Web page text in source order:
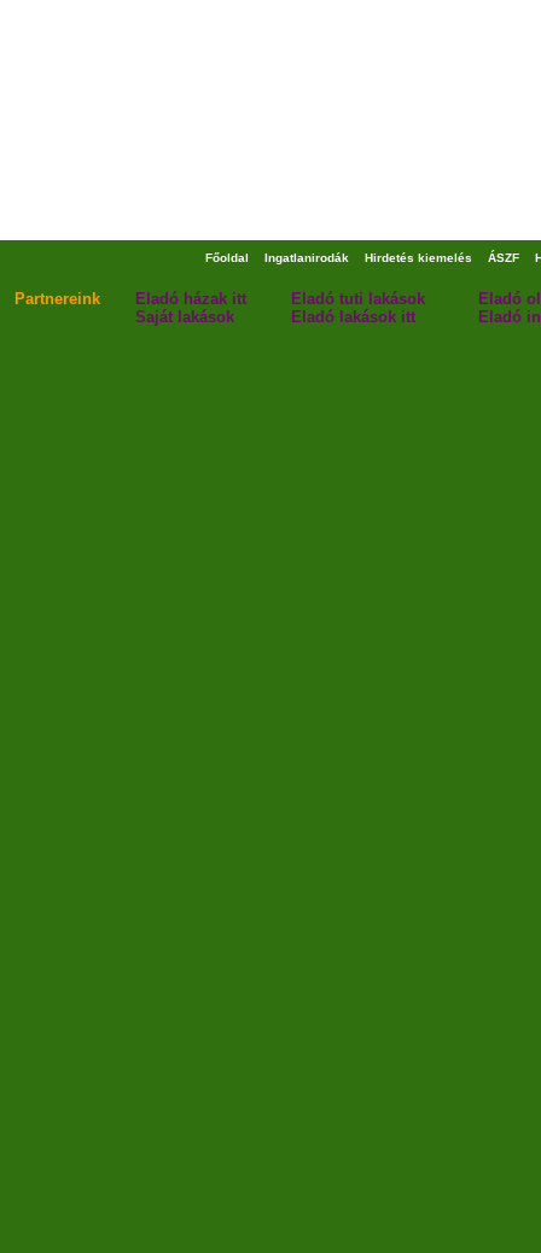
Főoldal Ingatlanirodák Hirdetés kiemelés ÁSZF
Partnereink Eladó házak itt Eladó tuti lakások
Eladó
Saját lakások
Eladó lakások itt Eladó